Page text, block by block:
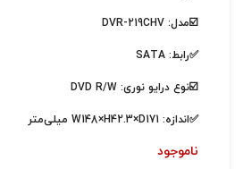
☑️مدل: DVR-219CHV
✅رابط: SATA
☑️نوع درایو نوری: DVD R/W
✅اندازه: W148×H42.3×D171 میلی‌متر
ناموجود